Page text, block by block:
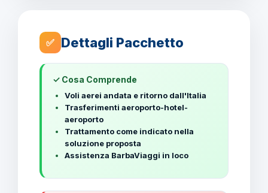
✅ Dettagli Pacchetto
✓ Cosa Comprende
Voli aerei andata e ritorno dall'Italia
Trasferimenti aeroporto-hotel-
aeroporto
Trattamento come indicato nella
soluzione proposta
Assistenza BarbaViaggi in loco